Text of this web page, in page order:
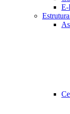
E-